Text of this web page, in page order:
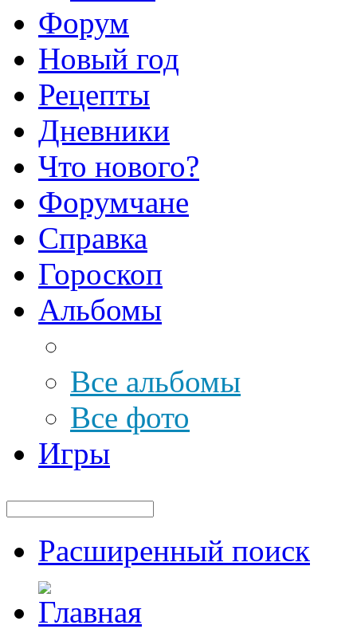
Форум
Новый год
Рецепты
Дневники
Что нового?
Форумчане
Справка
Гороскоп
Альбомы
Все альбомы
Все фото
Игры
Расширенный поиск